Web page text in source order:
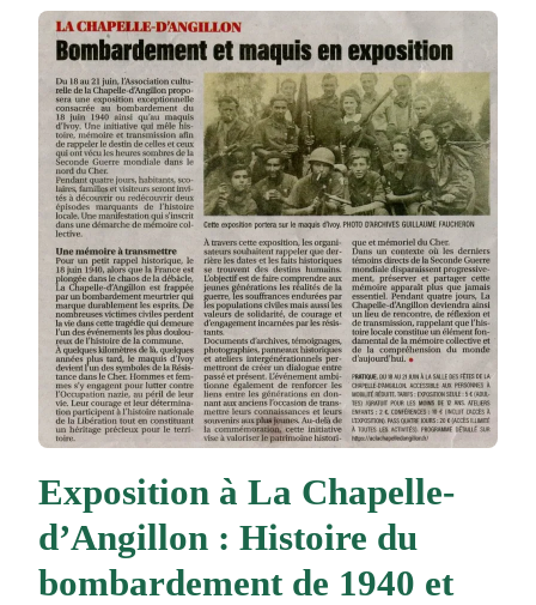
Exposition à La Chapelle-
d’Angillon : Histoire du
bombardement de 1940 et